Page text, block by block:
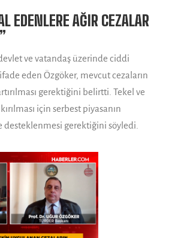
EDENLERE AĞIR CEZALAR
ve vatandaş üzerinde ciddi
ifade eden Özgöker, mevcut cezaların
gerektiğini belirtti. Tekel ve
için serbest piyasanın
gerektiğini söyledi.